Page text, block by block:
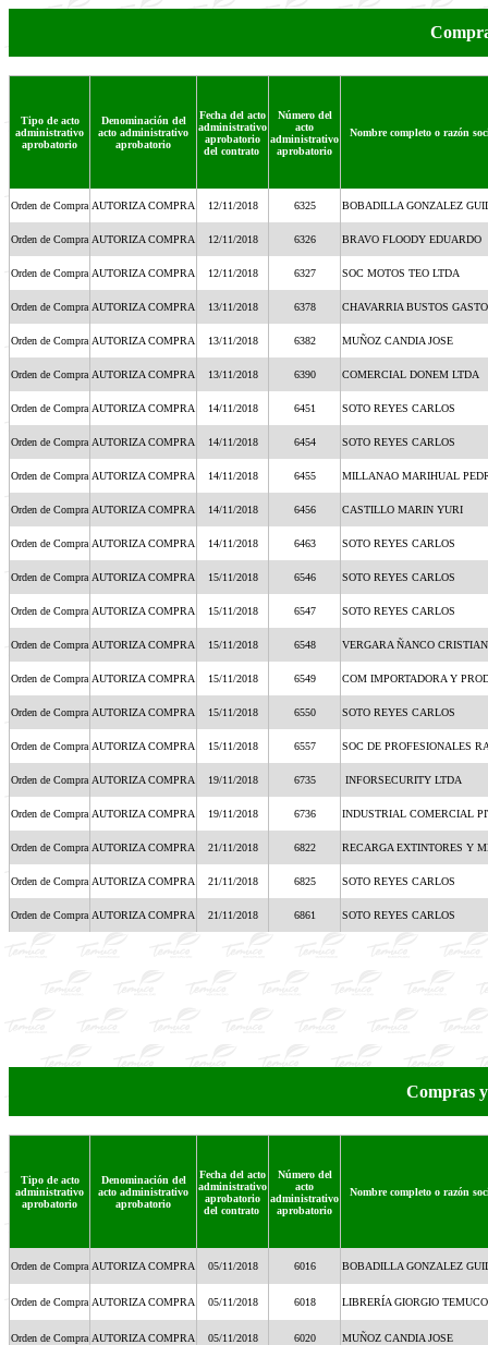
Tipo de acto
administrativo
aprobatorio
Denominación del
acto administrativo
aprobatorio
Fecha del acto
administrativo
aprobatorio
del contrato
Número del
acto
administrativo
aprobatorio
Nombre completo o razón
Orden de Compra AUTORIZA COMPRA 12/11/2018 6325 BOBADILLA GONZALEZ
Orden de Compra AUTORIZA COMPRA 12/11/2018 6326 BRAVO FLOODY EDUARDO
Orden de Compra AUTORIZA COMPRA 12/11/2018 6327 SOC MOTOS TEO LTDA
Orden de Compra AUTORIZA COMPRA 13/11/2018 6378 CHAVARRIA BUSTOS
Orden de Compra AUTORIZA COMPRA 13/11/2018 6382 MUÑOZ CANDIA JOSE
Orden de Compra AUTORIZA COMPRA 13/11/2018 6390 COMERCIAL DONEM LTDA
Orden de Compra AUTORIZA COMPRA 14/11/2018 6451 SOTO REYES CARLOS
Orden de Compra AUTORIZA COMPRA 14/11/2018 6454 SOTO REYES CARLOS
Orden de Compra AUTORIZA COMPRA 14/11/2018 6455 MILLANAO MARIHUAL
Orden de Compra AUTORIZA COMPRA 14/11/2018 6456 CASTILLO MARIN YURI
Orden de Compra AUTORIZA COMPRA 14/11/2018 6463 SOTO REYES CARLOS
Orden de Compra AUTORIZA COMPRA 15/11/2018 6546 SOTO REYES CARLOS
Orden de Compra AUTORIZA COMPRA 15/11/2018 6547 SOTO REYES CARLOS
Orden de Compra AUTORIZA COMPRA 15/11/2018 6548 VERGARA ÑANCO CRISTIAN
Orden de Compra AUTORIZA COMPRA 15/11/2018 6549 COM IMPORTADORA Y
Orden de Compra AUTORIZA COMPRA 15/11/2018 6550 SOTO REYES CARLOS
Orden de Compra AUTORIZA COMPRA 15/11/2018 6557 SOC DE PROFESIONALES
Orden de Compra AUTORIZA COMPRA 19/11/2018 6735 INFORSECURITY LTDA
Orden de Compra AUTORIZA COMPRA 19/11/2018 6736 INDUSTRIAL COMERCIAL
Orden de Compra AUTORIZA COMPRA 21/11/2018 6822 RECARGA EXTINTORES Y
Orden de Compra AUTORIZA COMPRA 21/11/2018 6825 SOTO REYES CARLOS
Orden de Compra AUTORIZA COMPRA 21/11/2018 6861 SOTO REYES CARLOS
Compras
Tipo de acto
administrativo
aprobatorio
Denominación del
acto administrativo
aprobatorio
Fecha del acto
administrativo
aprobatorio
del contrato
Número del
acto
administrativo
aprobatorio
Nombre completo o razón
Orden de Compra AUTORIZA COMPRA 05/11/2018 6016 BOBADILLA GONZALEZ
Orden de Compra AUTORIZA COMPRA 05/11/2018 6018 LIBRERÍA GIORGIO
Orden de Compra AUTORIZA COMPRA 05/11/2018 6020 MUÑOZ CANDIA JOSE